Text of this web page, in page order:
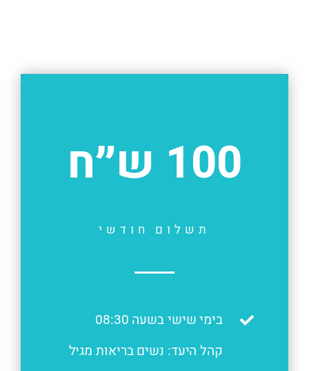
100 ש״ח
תשלום חודשי
בימי שישי בשעה 08:30
קהל היעד: נשים בריאות מגיל